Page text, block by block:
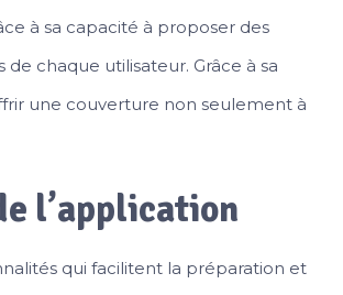
à sa capacité à proposer des
chaque utilisateur. Grâce à sa
une couverture non seulement à
l’application
qui facilitent la préparation et